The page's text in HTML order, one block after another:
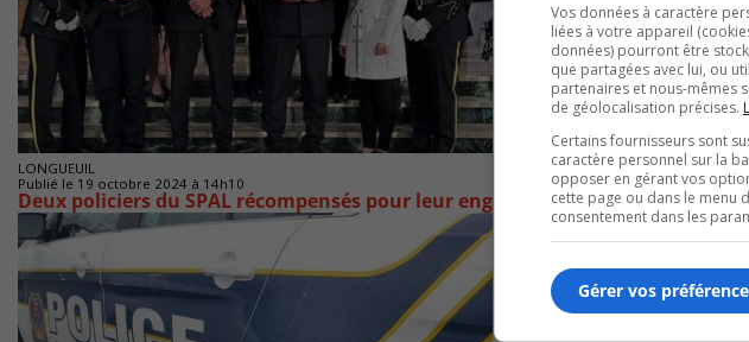
LONGUEUIL
Publié le 19 octobre 2024 à 14h10
Deux policiers du SPAL récompensés pour leur engagement dans le don
Vos données à caractère
liées à votre appareil
données) pourront être
que partagées avec lui, ou
partenaires et nous-mêmes
de géolocalisation précises.
Certains fournisseurs sont
caractère personnel sur la
opposer en gérant vos
cette page ou dans le menu
consentement dans les
Gérer vos